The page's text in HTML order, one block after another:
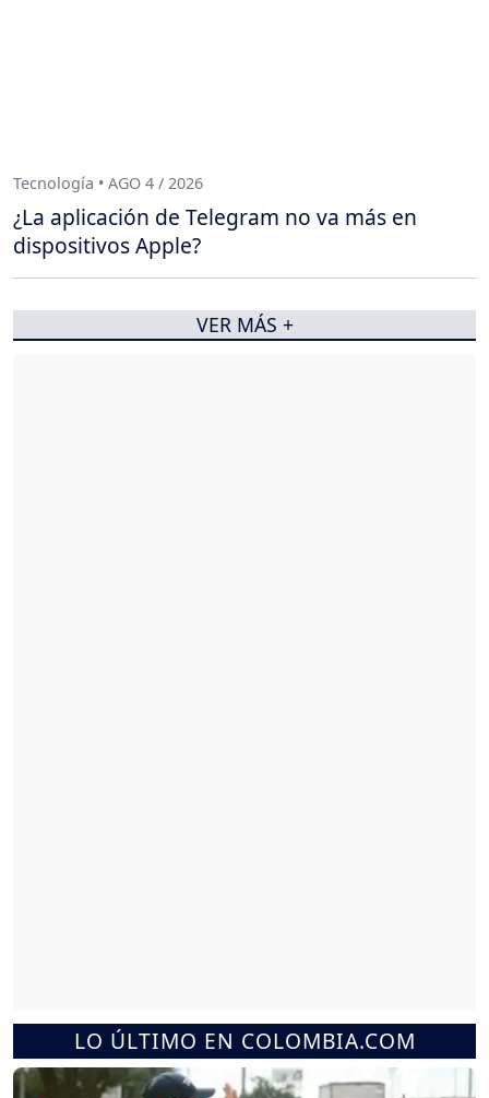
LO ÚLTIMO EN COLOMBIA.COM
Tecnología • AGO 4 / 2026
¿La aplicación de Telegram no va más en
dispositivos Apple?
VER MÁS +